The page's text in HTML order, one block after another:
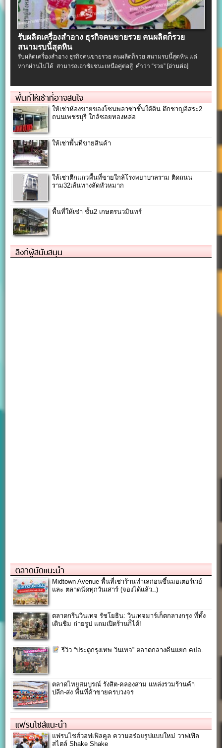
รับผลิตเครื่องสําอาง ธุรกิจคนขายรวย คนผลิตก็รวย
สนามรบนี้สุดหิน
รับผลิตเครื่องสําอาง ธุรกิจคนขายรวย คนผลิตก็รวย สนามรบนี้สุดหิน แต่
หากผ่านไปได้ สามารถเอาชัยชนะเหนือคู่ต่อสู้ คำว่า “รวย”[อ่านต่อ]
พื้นที่ให้เช่าที่อาจสนใจ
ให้เช่าห้องขายของโซนพลาซ่าชั้นใต้ดิน ตึกชาญอิสระ2
ถนนเพชรบุรี ใกล้ซอยทองหล่อ
ให้เช่าพื้นที่ขายสินค้า
ให้เช่าตึกแถวพื้นที่ขายใกล้โรงพยาบาลราม ติดถนน
ราม32เส้นทางลัดหัวหมาก
พื้นที่ให้เช่า ชั้น2 เกษตรนวมินทร์
ลิงก์ผู้สนับสนุน
ตลาดนัดแนะนำ
Midtown Avenue พื้นที่เช่าร้านทำเลก่อนขึ้นมอเตอร์เวย์
และ ตลาดนัดทุกวันเสาร์ (จองได้แล้ว..)
ตลาดกรีนวินเทจ รัชโยธิน: วินเทจมาร์เก็ตกลางกรุง ที่ทั้ง
เดินชิม ถ่ายรูป แถมเปิดร้านก็ได้!
รีวิว “ประตูกรุงเทพ วินเทจ” ตลาดกลางคืนแยก คปอ.
ตลาดไทยสมบูรณ์ รังสิต-คลองสาม แหล่งรวมร้านค้า
ปลีก-ส่ง พื้นที่ค้าขายครบวงจร
แฟรนไชส์แนะนำ
แฟรนไชส์วอฟเฟิลคูล ความอร่อยรูปแบบใหม่ วาฟเฟิล
สไตล์ Shake Shake